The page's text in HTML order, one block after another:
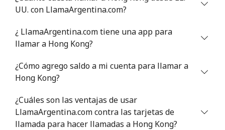
UU. con LlamaArgentina.com?
¿ LlamaArgentina.com tiene una app para
llamar a Hong Kong?
¿Cómo agrego saldo a mi cuenta para llamar a
Hong Kong?
¿Cuáles son las ventajas de usar
LlamaArgentina.com contra las tarjetas de
llamada para hacer llamadas a Hong Kong?